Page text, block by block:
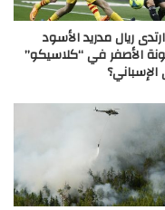
ريال مدريد الأسود
الأصفر في “كلاسيكو”
الإسباني؟